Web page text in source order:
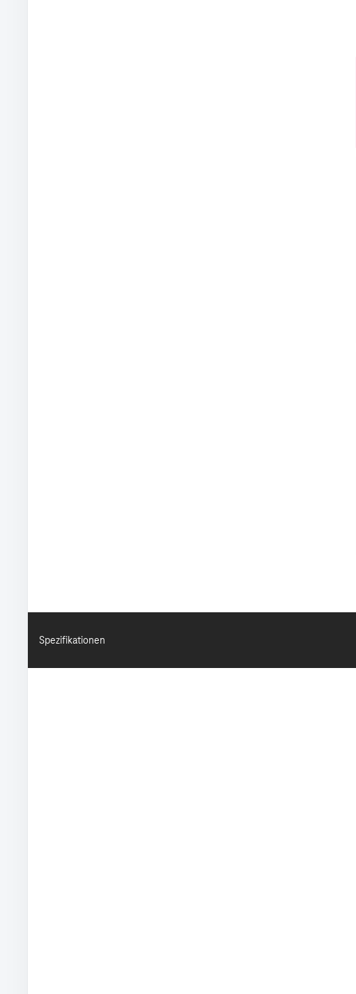
Spezifikationen